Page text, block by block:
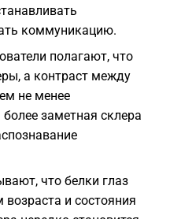
коммуникацию.
полагают, что
а контраст между
не менее
заметная склера
что белки глаз
и состояния